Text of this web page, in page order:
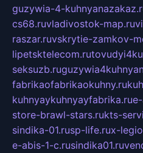
guzywia-4-
cs68.ruvladivostok-map.ru
raszar.ruvskrytie-zamkov-
lipetsktelecom.ru
seksuzb.ru
fabrikaofabrikaokuhny.ru
kuhnyaykuhnyayfabrika.ru
store-brawl-stars.rukts-
sindika-01.rusp-life.rux-
e-abis-1-c.rusindika01.ru